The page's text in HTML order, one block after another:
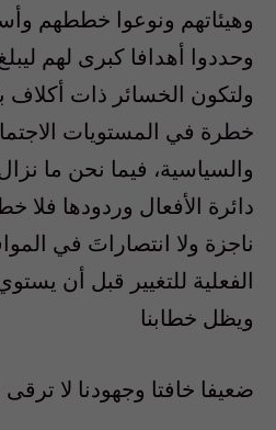
وهيئاتهم ونوعوا خططهم
وحددوا أهدافا كبرى لهم
ولتكون الخسائر ذات أكلاف
خطرة في المستويات
والسياسية، فيما نحن ما
دائرة الأفعال وردودها
ناجزة ولا انتصاراتَ في
الفعلية للتغيير قبل أن
ويظل خطابنا
ضعيفا خافتا وجهودنا لا